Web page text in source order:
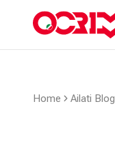
Home Ailati Blog